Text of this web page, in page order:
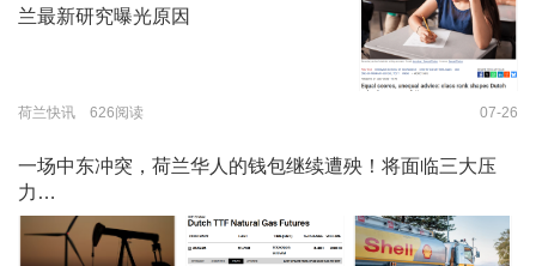
兰最新研究曝光原因
荷兰快讯 626阅读 07-26
一场中东冲突，荷兰华人的钱包继续遭殃！将面临三大压
力…